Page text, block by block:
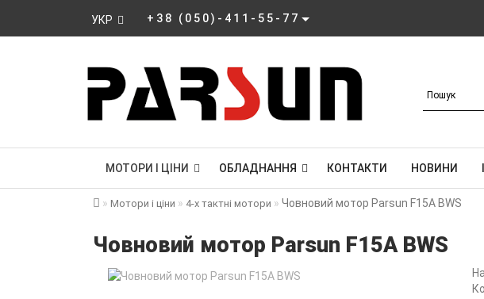
УКР +38 (050)-411-55-77
МОТОРИ І ЦІНИ ОБЛАДНАННЯ КОНТАКТИ НОВИНИ
Мотори і ціни 4-х тактні мотори Човновий мотор Parsun F15A BWS
Човновий мотор Parsun F15A BWS